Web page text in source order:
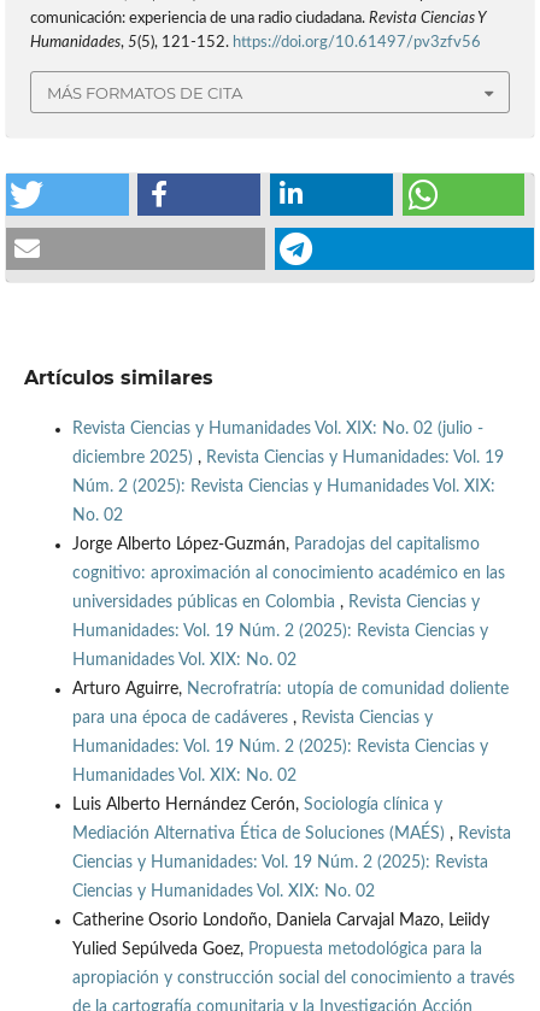
comunicación: experiencia de una radio ciudadana. Revista Ciencias Y
Humanidades, 5(5), 121-152. https://doi.org/10.61497/pv3zfv56
MÁS FORMATOS DE CITA
Artículos similares
Revista Ciencias y Humanidades Vol. XIX: No. 02 (julio -
diciembre 2025) , Revista Ciencias y Humanidades: Vol. 19
Núm. 2 (2025): Revista Ciencias y Humanidades Vol. XIX:
No. 02
Jorge Alberto López-Guzmán, Paradojas del capitalismo
cognitivo: aproximación al conocimiento académico en las
universidades públicas en Colombia , Revista Ciencias y
Humanidades: Vol. 19 Núm. 2 (2025): Revista Ciencias y
Humanidades Vol. XIX: No. 02
Arturo Aguirre, Necrofratría: utopía de comunidad doliente
para una época de cadáveres , Revista Ciencias y
Humanidades: Vol. 19 Núm. 2 (2025): Revista Ciencias y
Humanidades Vol. XIX: No. 02
Luis Alberto Hernández Cerón, Sociología clínica y
Mediación Alternativa Ética de Soluciones (MAÉS) , Revista
Ciencias y Humanidades: Vol. 19 Núm. 2 (2025): Revista
Ciencias y Humanidades Vol. XIX: No. 02
Catherine Osorio Londoño, Daniela Carvajal Mazo, Leiidy
Yulied Sepúlveda Goez, Propuesta metodológica para la
apropiación y construcción social del conocimiento a través
de la cartografía comunitaria y la Investigación Acción